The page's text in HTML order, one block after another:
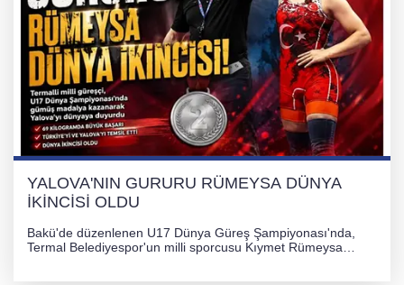
YALOVA'NIN GURURU RÜMEYSA DÜNYA
İKİNCİSİ OLDU
Bakü'de düzenlenen U17 Dünya Güreş Şampiyonası'nda,
Termal Belediyespor'un milli sporcusu Kıymet Rümeysa